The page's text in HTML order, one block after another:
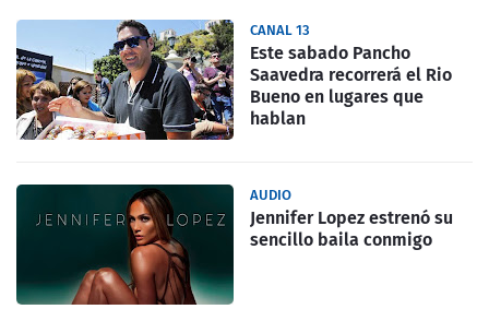
CANAL 13
Este sabado Pancho
Saavedra recorrerá el Rio
Bueno en lugares que
hablan
AUDIO
Jennifer Lopez estrenó su
sencillo baila conmigo